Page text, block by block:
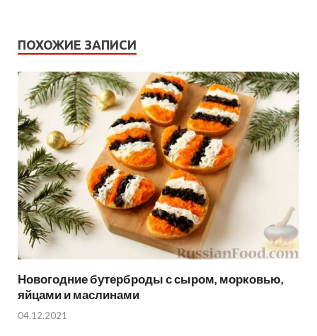
ПОХОЖИЕ ЗАПИСИ
Новогодние бутерброды с сыром, морковью,
яйцами и маслинами
04.12.2021